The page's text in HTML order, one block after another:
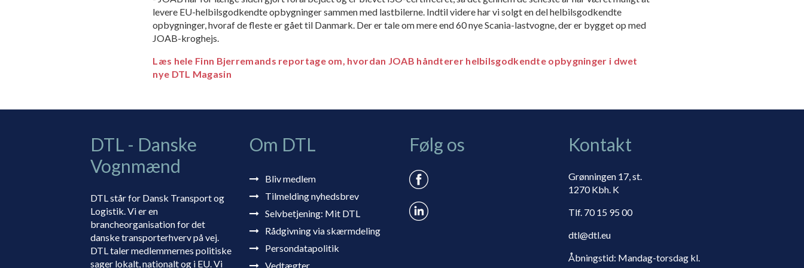
levere EU-helbilsgodkendte opbyg­ninger sammen med lastbilerne. Indtil videre har vi solgt en del helbilsgodkendte
opbygninger, hvoraf de fleste er gået til Danmark. Der er tale om mere end 60 nye Scania-lastvogne, der er bygget op med
JOAB-kroghejs.
Læs hele Finn Bjerremands reportage om, hvordan JOAB håndterer helbilsgodkendte opbygninger i dwet
nye DTL Magasin
DTL - Danske
Vognmænd
DTL står for Dansk Transport og
Logistik. Vi er en
brancheorganisation for det
danske transporterhverv på vej.
DTL taler medlemmernes politiske
sager lokalt, nationalt og i EU. Vi
Om DTL
Bliv medlem
Tilmelding nyhedsbrev
Selvbetjening: Mit DTL
Rådgivning via skærmdeling
Persondatapolitik
Vedtægter
Følg os Kontakt
Grønningen 17, st.
1270 Kbh. K
Tlf. 70 15 95 00
dtl@dtl.eu
Åbningstid: Mandag-torsdag kl.